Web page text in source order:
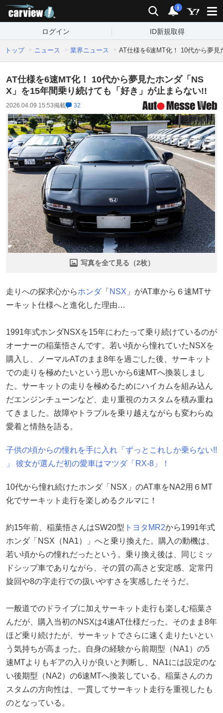
検索 通知
i
ログイン ID新規取得
トップ ニュース 業界ニュース AT仕様を6速MT化！ 10代から夢
AT仕様を6速MT化！ 10代から夢見たホンダ「NS
X」を15年間乗り続けても「好き」が止まらない!!
2026.04.09 15:53掲載 32
写真を全て見る（2枚）
走りへの探求心からホンダ 「 NSX 」がAT車から６速MTサ
ーキット仕様へと進化した理由…
1991年式ホンダNSXを15年にわたって乗り続けているのが
オーナーの稲葉悟さんです。若い頃から憧れていたNSXを
購入し、ノーマルATのまま8年を過ごした後、サーキット
での走りを極めたいという思いから6速MTへ換装しまし
た。サーキットの走りを極めるためにハイカムを組み込ん
だエンジンチューンなど、走り重視のカスタムを積み重ね
てきました。故障やトラブルを乗り越えながらも変わらぬ
愛着と情熱を語る。
子供の頃からの憧れを手に入れ「ずっとこれしか乗らない!!
」 彼女が選んだ初の愛車はマツダ「RX-8」！
10代から憧れ続けたホンダ「NSX」のAT車をNA2用６MT
化でサーキット走行を楽しめるクルマに！
約15年前、稲葉悟さんはSW20型 トヨタ MR2から1991年式
ホンダ「NSX（NA1）」へと乗り換えた。購入の動機は、
若い頃からの憧れだったという。乗り換え後は、同じミッ
ドシップ車でありながら、その質の高さと安定感、定常円
旋回や8の字走行での扱いやすさを実感したそうだ。
一般道でのドライブに加えサーキット走行も楽しむ稲葉さ
んだが、購入当初のNSXは4速AT仕様だった。そのまま8年
ほど乗り続けたが、サーキットでさらに速く走りたいとい
う気持ちが高まった。自身の経験から前期型（NA1）の5
速MTよりもギアの入りが良いと判断し、NA1には設定のな
い後期型（NA2）の6速MTへ換装している。稲葉さんのカ
スタムの方向性は、一貫してサーキット走行を重視したも
のとなっている。